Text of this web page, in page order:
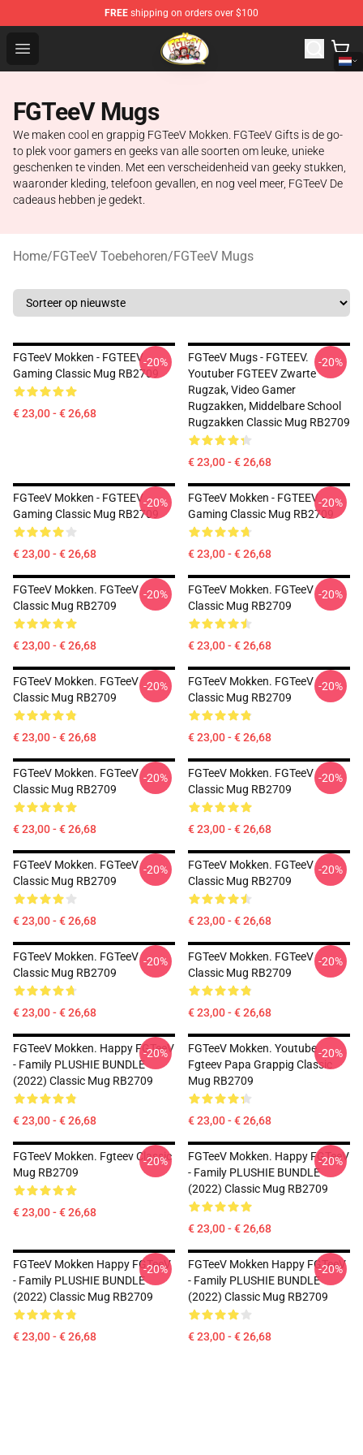
FREE shipping on orders over $100
Open menu
FGTeeV Store - Official FGTeeV Merchandise Shop
FGTeeV Mugs
We maken cool en grappig FGTeeV Mokken. FGTeeV Gifts is de go-
to plek voor gamers en geeks van alle soorten om leuke, unieke
geschenken te vinden. Met een verscheidenheid van geeky stukken,
waaronder kleding, telefoon gevallen, en nog veel meer, FGTeeV De
cadeaus hebben je gedekt.
Home/FGTeeV Toebehoren/FGTeeV Mugs
FGTeeV Mokken - FGTEEV
Gaming Classic Mug RB2709
€ 23,00 - € 26,68
-20%
FGTeeV Mugs - FGTEEV.
Youtuber FGTEEV Zwarte
Rugzak, Video Gamer
Rugzakken, Middelbare School
Rugzakken Classic Mug RB2709
€ 23,00 - € 26,68
-20%
FGTeeV Mokken - FGTEEV
Gaming Classic Mug RB2709
€ 23,00 - € 26,68
-20%
FGTeeV Mokken - FGTEEV
Gaming Classic Mug RB2709
€ 23,00 - € 26,68
-20%
FGTeeV Mokken. FGTeeV
Classic Mug RB2709
€ 23,00 - € 26,68
-20%
FGTeeV Mokken. FGTeeV
Classic Mug RB2709
€ 23,00 - € 26,68
-20%
FGTeeV Mokken. FGTeeV
Classic Mug RB2709
€ 23,00 - € 26,68
-20%
FGTeeV Mokken. FGTeeV
Classic Mug RB2709
€ 23,00 - € 26,68
-20%
FGTeeV Mokken. FGTeeV
Classic Mug RB2709
€ 23,00 - € 26,68
-20%
FGTeeV Mokken. FGTeeV
Classic Mug RB2709
€ 23,00 - € 26,68
-20%
FGTeeV Mokken. FGTeeV
Classic Mug RB2709
€ 23,00 - € 26,68
-20%
FGTeeV Mokken. FGTeeV
Classic Mug RB2709
€ 23,00 - € 26,68
-20%
FGTeeV Mokken. FGTeeV
Classic Mug RB2709
€ 23,00 - € 26,68
-20%
FGTeeV Mokken. FGTeeV
Classic Mug RB2709
€ 23,00 - € 26,68
-20%
FGTeeV Mokken. Happy FGTeeV
- Family PLUSHIE BUNDLE
(2022) Classic Mug RB2709
€ 23,00 - € 26,68
-20%
FGTeeV Mokken. Youtube
Fgteev Papa Grappig Classic
Mug RB2709
€ 23,00 - € 26,68
-20%
FGTeeV Mokken. Fgteev Classic
Mug RB2709
€ 23,00 - € 26,68
-20%
FGTeeV Mokken. Happy FGTeeV
- Family PLUSHIE BUNDLE
(2022) Classic Mug RB2709
€ 23,00 - € 26,68
-20%
FGTeeV Mokken Happy FGTeeV
- Family PLUSHIE BUNDLE
(2022) Classic Mug RB2709
€ 23,00 - € 26,68
-20%
FGTeeV Mokken Happy FGTeeV
- Family PLUSHIE BUNDLE
(2022) Classic Mug RB2709
€ 23,00 - € 26,68
-20%